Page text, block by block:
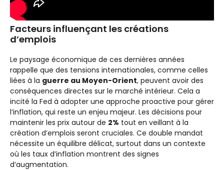
Facteurs influençant les créations
d’emplois
Le paysage économique de ces dernières années
rappelle que des tensions internationales, comme celles
liées à la guerre au Moyen-Orient, peuvent avoir des
conséquences directes sur le marché intérieur. Cela a
incité la Fed à adopter une approche proactive pour gérer
l’inflation, qui reste un enjeu majeur. Les décisions pour
maintenir les prix autour de 2% tout en veillant à la
création d’emplois seront cruciales. Ce double mandat
nécessite un équilibre délicat, surtout dans un contexte
où les taux d’inflation montrent des signes
d’augmentation.